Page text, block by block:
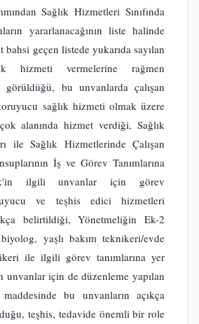
Sağlık Hizmetleri Sınıfında
yararlanacağının liste halinde
geçen listede yukarıda sayılan
hizmeti vermelerine rağmen
görüldüğü, bu unvanlarda çalışan
sağlık hizmeti olmak üzere
alanında hizmet verdiği, Sağlık
ile Sağlık Hizmetlerinde Çalışan
İş ve Görev Tanımlarına
ilgili unvanlar için görev
ve teşhis edici hizmetleri
belirtildiği, Yönetmeliğin Ek-2
yaşlı bakım teknikeri/evde
ile ilgili görev tanımlarına yer
için de düzenleme yapılan
bu unvanların açıkça
teşhis, tedavide önemli bir role